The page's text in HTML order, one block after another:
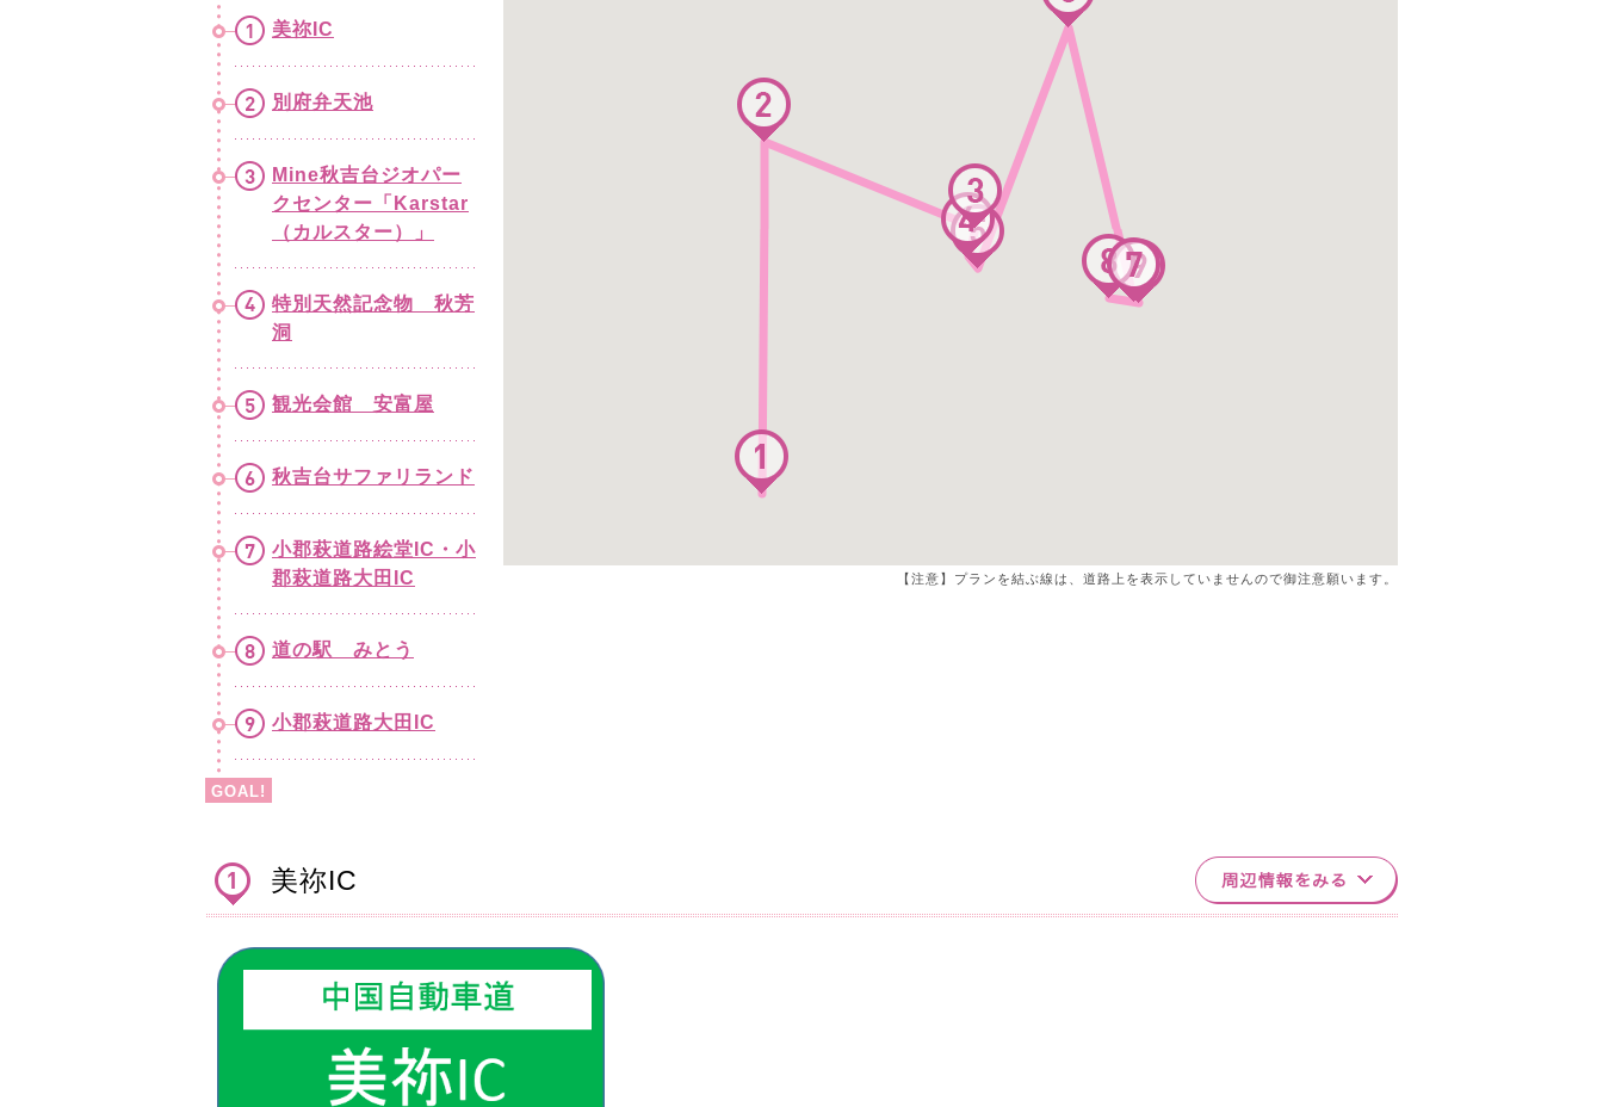
【注意】プランを結ぶ線は、道路上を表示していませんので御注意願います。
美祢IC
別府弁天池
Mine秋吉台ジオパー
クセンター「Karstar
（カルスター）」
特別天然記念物 秋芳
洞
観光会館 安富屋
秋吉台サファリランド
小郡萩道路絵堂IC・小
郡萩道路大田IC
道の駅 みとう
小郡萩道路大田IC
GOAL!
美祢IC